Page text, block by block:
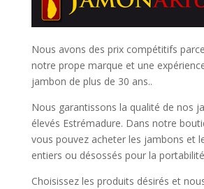
Nous avons des prix compétitifs
notre prope marque et une
jambon de plus de 30 ans..
Nous garantissons la qualité de nos
élevés Estrémadure. Dans notre
vous pouvez acheter les jambons et
entiers ou désossés pour la
Choisissez les produits désirés et